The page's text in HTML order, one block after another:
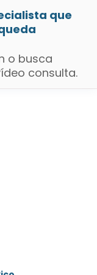
que
o busca
consulta.